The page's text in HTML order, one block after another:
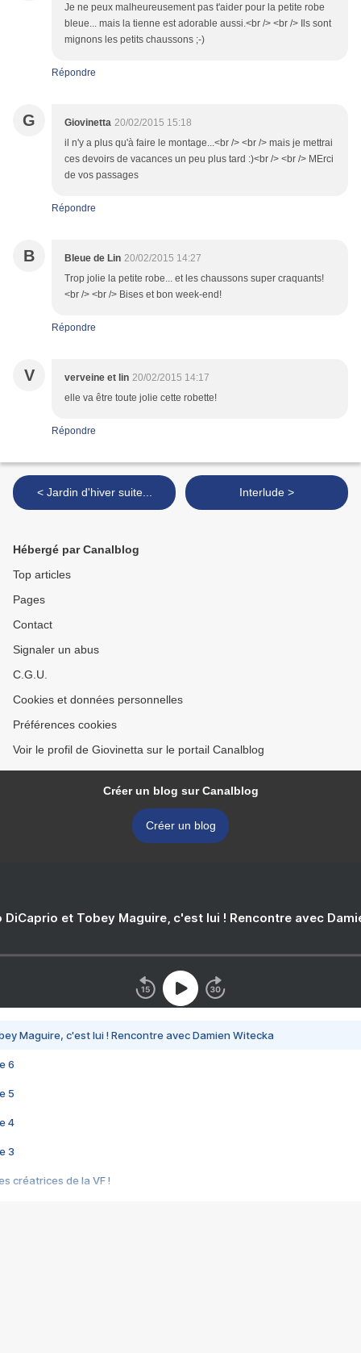
Je ne peux malheureusement pas t'aider pour la petite robe
bleue... mais la tienne est adorable aussi.<br /> <br /> Ils sont
mignons les petits chaussons ;-)
Répondre
G Giovinetta 20/02/2015 15:18
il n'y a plus qu'à faire le montage...<br /> <br /> mais je mettrai
ces devoirs de vacances un peu plus tard :)<br /> <br /> MErci
de vos passages
Répondre
B Bleue de Lin 20/02/2015 14:27
Trop jolie la petite robe... et les chaussons super craquants!
<br /> <br /> Bises et bon week-end!
Répondre
V verveine et lin 20/02/2015 14:17
elle va être toute jolie cette robette!
Répondre
< Jardin d'hiver suite... Interlude >
Hébergé par Canalblog
Top articles
Pages
Contact
Signaler un abus
C.G.U.
Cookies et données personnelles
Préférences cookies
Voir le profil de Giovinetta sur le portail Canalblog
Créer un blog sur Canalblog
Créer un blog
DiCaprio et Tobey Maguire, c'est lui ! Rencontre avec
Maguire, c'est lui ! Rencontre avec Damien Witecka
6
5
4
3
créatrices de la VF !